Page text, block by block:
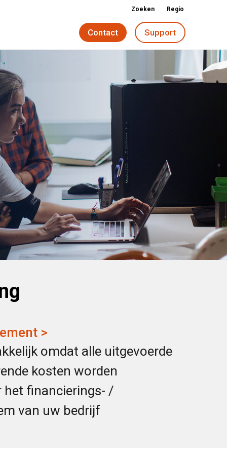
Zoeken Regio
Contact Support
>
omdat alle uitgevoerde
kosten worden
het financierings- /
van uw bedrijf